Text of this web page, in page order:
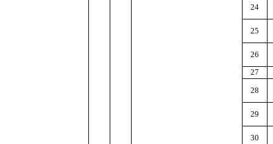
24
25
26
27
28
29
30